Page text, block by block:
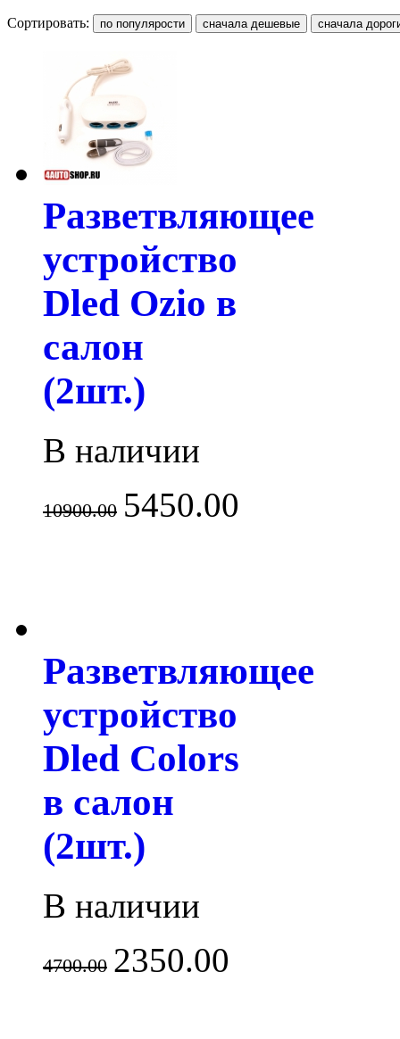
Сортировать:
Разветвляющее
устройство
Dled Ozio в
салон
(2шт.)
В наличии
10900.00 5450.00
Разветвляющее
устройство
Dled Colors
в салон
(2шт.)
В наличии
4700.00 2350.00